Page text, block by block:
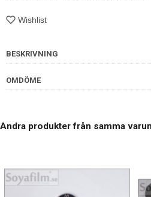
Wishlist
BESKRIVNING
OMDÖME
Andra produkter från samma